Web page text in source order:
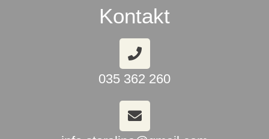
Kontakt
035 362 260